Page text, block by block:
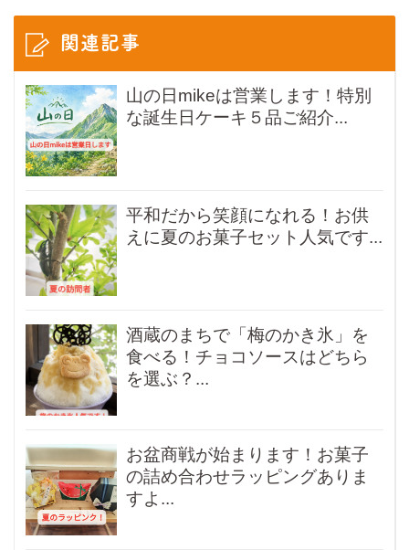
関連記事
山の日mikeは営業します！特別
な誕生日ケーキ５品ご紹介...
平和だから笑顔になれる！お供
えに夏のお菓子セット人気です...
酒蔵のまちで「梅のかき氷」を
食べる！チョコソースはどちら
を選ぶ？...
お盆商戦が始まります！お菓子
の詰め合わせラッピングありま
すよ...